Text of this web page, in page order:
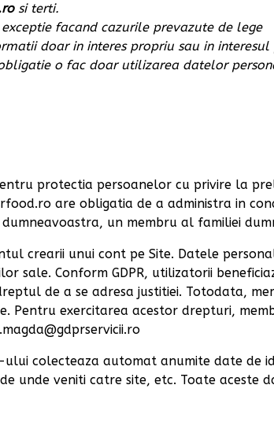
si terti.
facand cazurile prevazute de lege
doar in interes propriu sau in
o fac doar utilizarea datelor
protectia persoanelor cu privire la
are obligatia de a administra in
un membru al familiei
crearii unui cont pe Site. Datele
sale. Conform GDPR, utilizatorii
de a se adresa justitiei. Totodata,
Pentru exercitarea acestor drepturi,
colecteaza automat anumite date de
unde veniti catre site, etc. Toate aceste